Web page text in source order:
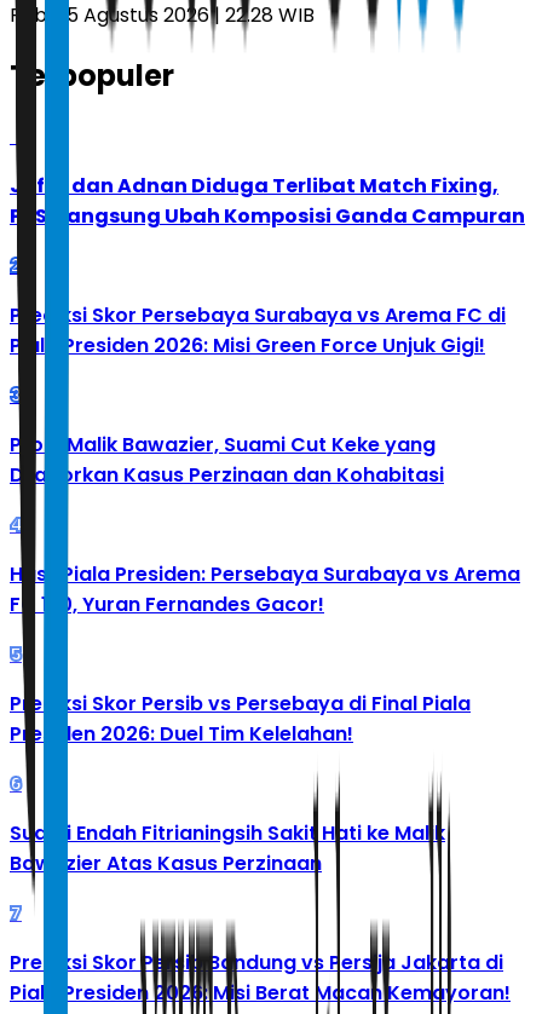
Rabu, 5 Agustus 2026 | 22.28 WIB
Terpopuler
1
Jafar dan Adnan Diduga Terlibat Match Fixing,
PBSI Langsung Ubah Komposisi Ganda Campuran
2
Prediksi Skor Persebaya Surabaya vs Arema FC di
Piala Presiden 2026: Misi Green Force Unjuk Gigi!
3
Profil Malik Bawazier, Suami Cut Keke yang
Dilaporkan Kasus Perzinaan dan Kohabitasi
4
Hasil Piala Presiden: Persebaya Surabaya vs Arema
FC 1-0, Yuran Fernandes Gacor!
5
Prediksi Skor Persib vs Persebaya di Final Piala
Presiden 2026: Duel Tim Kelelahan!
6
Suami Endah Fitrianingsih Sakit Hati ke Malik
Bawazier Atas Kasus Perzinaan
7
Prediksi Skor Persib Bandung vs Persija Jakarta di
Piala Presiden 2026: Misi Berat Macan Kemayoran!